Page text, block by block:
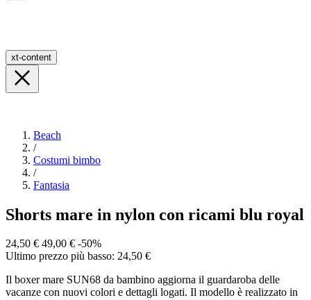
xt-content
Beach
/
Costumi bimbo
/
Fantasia
Shorts mare in nylon con ricami blu royal
24,50 € 49,00 € -50%
Ultimo prezzo più basso: 24,50 €
Il boxer mare SUN68 da bambino aggiorna il guardaroba delle
vacanze con nuovi colori e dettagli logati. Il modello è realizzato in